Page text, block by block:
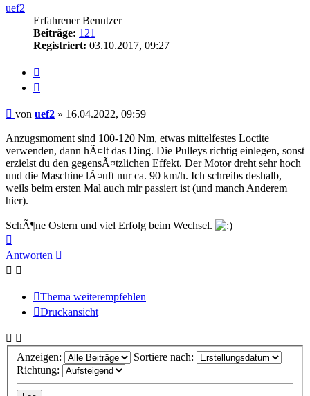
uef2
Erfahrener Benutzer
Beiträge: 121
Registriert: 03.10.2017, 09:27
Beitrag
von uef2 » 16.04.2022, 09:59
Anzugsmoment sind 100-120 Nm, etwas mittelfestes Loctite
verwenden, dann hÃ¤lt das Ding. Die Pulleys richtig einlegen, sonst
erzielst du den gegensÃ¤tzlichen Effekt. Der Motor dreht sehr hoch
und die Maschine lÃ¤uft nur ca. 90 km/h. Ich schreibs deshalb,
weils beim ersten Mal auch mir passiert ist (und manch Anderem
hier).
SchÃ¶ne Ostern und viel Erfolg beim Wechsel.
oben
Antworten
Thema weiterempfehlen
Druckansicht
Anzeigen:
Sortiere nach:
Richtung: